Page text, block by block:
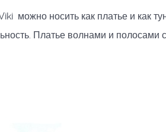
можно носить как платье и как
Платье волнами и